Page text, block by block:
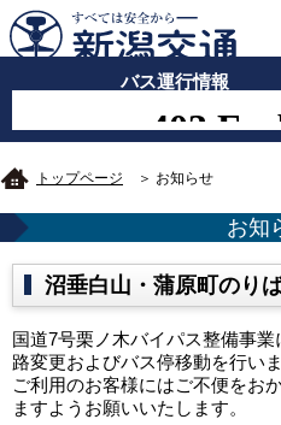
バス運行情報
トップページ ＞ お知らせ
お知
沼垂白山・蒲原町のり
国道7号栗ノ木バイパス整備事
路変更およびバス停移動を行いま
ご利用のお客様にはご不便をお
ますようお願いいたします。